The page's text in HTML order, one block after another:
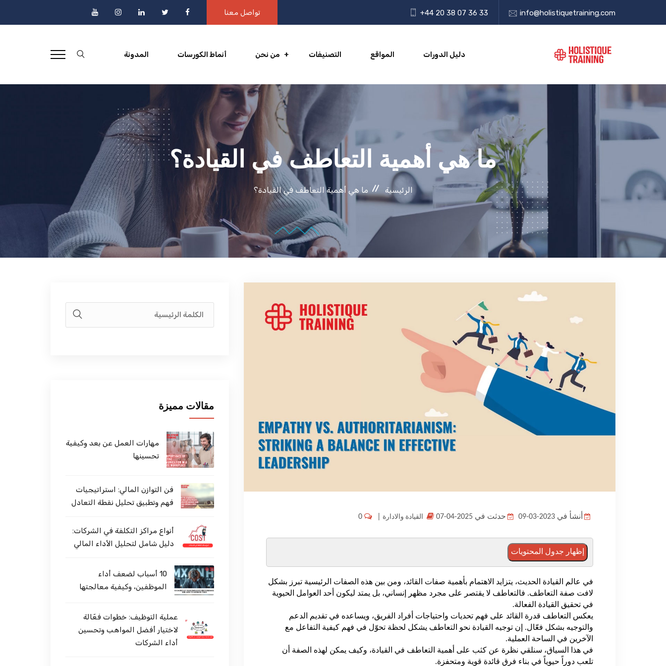
info@holistiquetraining.com
+44 20 38 07 36 33 تواصل معنا
دليل الدورات المواقع التصنيفات من نحن أنماط الكورسات المدونة
ما هي أهمية التعاطف في القيادة؟
الرئيسية ما هي أهمية التعاطف في القيادة؟
أنشأ في 2023-03-09 حدثت في 2025-04-07 القيادة والادارة
إظهار جدول المحتويات
في عالم القيادة الحديث، يتزايد الاهتمام بأهمية صفات القائد، ومن بين هذه الصفات الرئيسية تبرز بشكل
لافت صفة التعاطف. فالتعاطف لا يقتصر على مجرد مظهر إنساني، بل يمتد ليكون أحد العوامل الحيوية
في تحقيق القيادة الفعالة.
يعكس التعاطف قدرة القائد على فهم تحديات واحتياجات أفراد الفريق، ويساعده في تقديم الدعم
والتوجيه بشكل فعّال. إن توجيه القيادة نحو التعاطف يشكل لحظة تحوّل في فهم كيفية التفاعل مع
الآخرين في الساحة العملية.
في هذا السياق، سنلقي نظرة عن كثب على أهمية التعاطف في القيادة، وكيف يمكن لهذه الصفة أن
تلعب دوراً حيوياً في بناء فرق قائدة قوية ومتحفزة.
مقالات مميزة
مهارات العمل عن بعد وكيفية
تحسينها
فن التوازن المالي: استراتيجيات
فهم وتطبيق تحليل نقطة التعادل
أنواع مراكز التكلفة في الشركات:
دليل شامل لتحليل الأداء المالي
10 أسباب لضعف أداء
الموظفين، وكيفية معالجتها
عملية التوظيف: خطوات فعّالة
لاختيار أفضل المواهب وتحسين
أداء الشركات